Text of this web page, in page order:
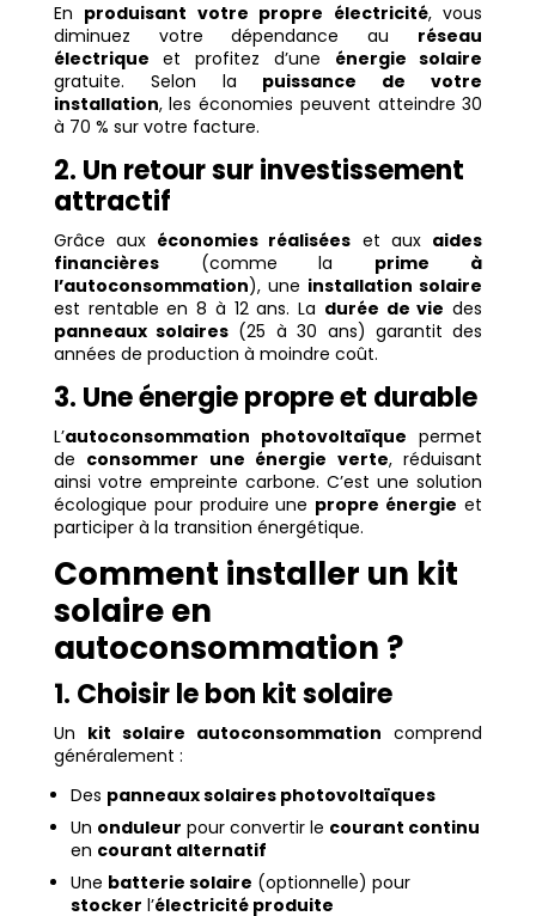
En produisant votre propre électricité, vous
diminuez votre dépendance au réseau
électrique et profitez d’une énergie solaire
gratuite. Selon la puissance de votre
installation, les économies peuvent atteindre 30
à 70 % sur votre facture.
2. Un retour sur investissement
attractif
Grâce aux économies réalisées et aux aides
financières(comme la prime à
l’autoconsommation), une installation solaire
est rentable en 8 à 12 ans. La durée de vie des
panneaux solaires (25 à 30 ans) garantit des
années de production à moindre coût.
3. Une énergie propre et durable
L’autoconsommation photovoltaïque permet
de consommer une énergie verte, réduisant
ainsi votre empreinte carbone. C’est une solution
écologique pour produire une propre énergie et
participer à la transition énergétique.
Comment installer un kit
solaire en
autoconsommation ?
1. Choisir le bon kit solaire
Un kit solaire autoconsommation comprend
généralement :
Des panneaux solaires photovoltaïques
Un onduleur pour convertir le courant continu
en courant alternatif
Une batterie solaire (optionnelle) pour
stocker l’électricité produite